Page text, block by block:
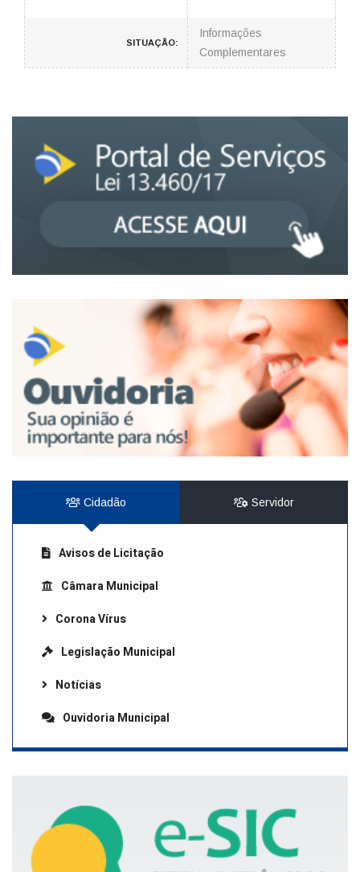
SITUAÇÃO:
Informações
Complementares
Cidadão Servidor
Avisos de Licitação
Câmara Municipal
Corona Vírus
Legislação Municipal
Notícias
Ouvidoria Municipal